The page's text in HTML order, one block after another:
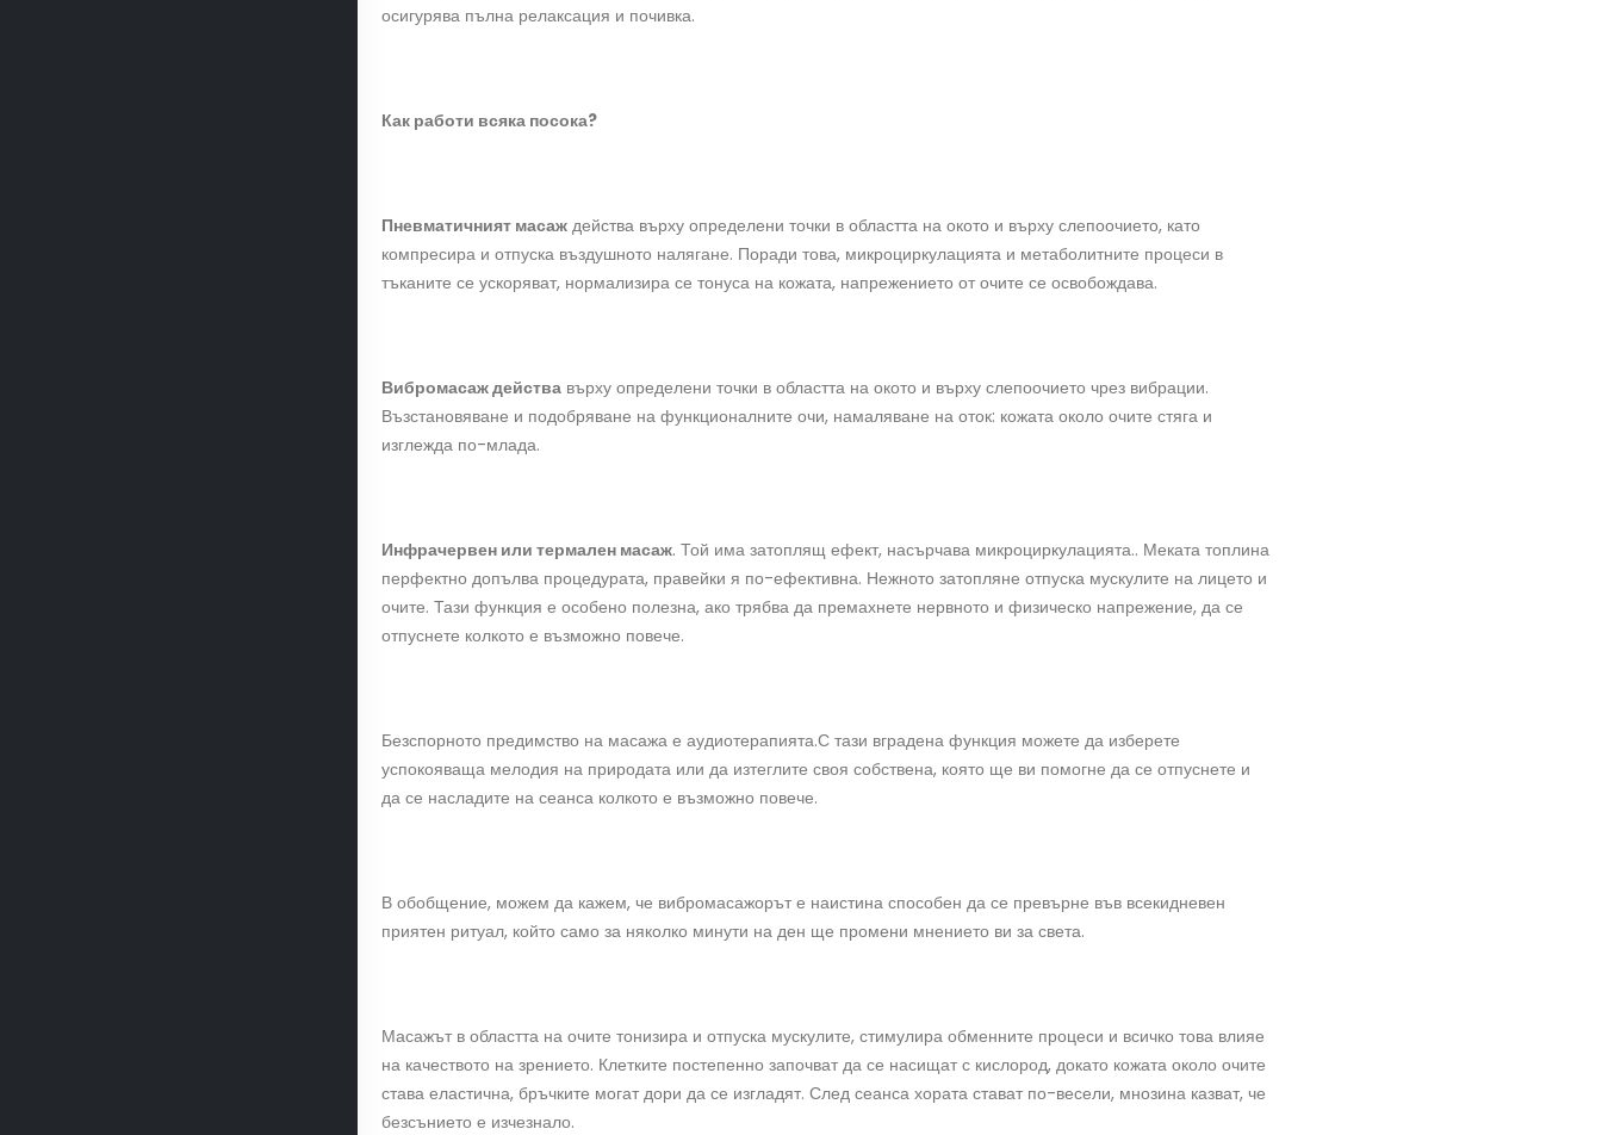
осигурява пълна релаксация и почивка.
Как работи всяка посока?
Пневматичният масаж действа върху определени точки в областта на окото и върху слепоочието, като
компресира и отпуска въздушното налягане. Поради това, микроциркулацията и метаболитните процеси в
тъканите се ускоряват, нормализира се тонуса на кожата, напрежението от очите се освобождава.
Вибромасаж действа върху определени точки в областта на окото и върху слепоочието чрез вибрации.
Възстановяване и подобряване на функционалните очи, намаляване на оток: кожата около очите стяга и
изглежда по-млада.
Инфрачервен или термален масаж. Той има затоплящ ефект, насърчава микроциркулацията.. Меката топлина
перфектно допълва процедурата, правейки я по-ефективна. Нежното затопляне отпуска мускулите на лицето и
очите. Тази функция е особено полезна, ако трябва да премахнете нервното и физическо напрежение, да се
отпуснете колкото е възможно повече.
Безспорното предимство на масажа е аудиотерапията.С тази вградена функция можете да изберете
успокояваща мелодия на природата или да изтеглите своя собствена, която ще ви помогне да се отпуснете и
да се насладите на сеанса колкото е възможно повече.
В обобщение, можем да кажем, че вибромасажорът е наистина способен да се превърне във всекидневен
приятен ритуал, който само за няколко минути на ден ще промени мнението ви за света.
Масажът в областта на очите тонизира и отпуска мускулите, стимулира обменните процеси и всичко това влияе
на качеството на зрението. Клетките постепенно започват да се насищат с кислород, докато кожата около очите
става еластична, бръчките могат дори да се изгладят. След сеанса хората стават по-весели, мнозина казват, че
безсънието е изчезнало.